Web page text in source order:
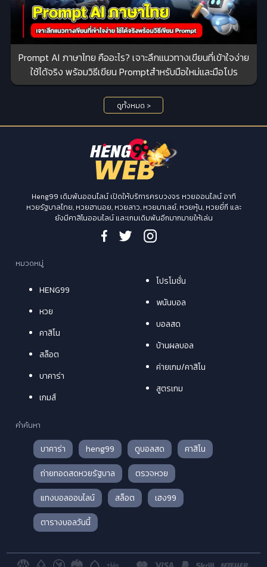
Prompt AI ภาษาไทย คืออะไร? เจาะลึกแนวทางเขียนที่เข้าใจง่าย
ใช้ได้จริง พร้อมวิธีเขียน Promptสำหรับมือใหม่และมือโปร
ดูทั้งหมด >
Heng99 เดิมพันออนไลน์ เปิดให้บริการครบวงจร หวยออนไลน์ อาทิ
หวยรัฐบาลไทย, หวยฮานอย, หวยลาว, หวยมาเลย์, หวยหุ้น, หวยยี่กี และ
ยังมีคาสิโนออนไลน์ และเกมเดิมพันอีกมากมายให้เล่น
หมวดหมู่
HENG99
หวย
คาสิโน
สล็อต
บาคาร่า
เกมส์
โปรโมชั่น
พนันบอล
บอลสด
บ้านผลบอล
ค่ายเกม/คาสิโน
สูตรเกม
คำค้นหา
บาคาร่า heng99 ดูบอลสด
คาสิโน
ถ่ายทอดสดหวยรัฐบาล
ตรวจหวย
แทงบอลออนไลน์
สล็อต
เฮง99
ตารางบอลวันนี้